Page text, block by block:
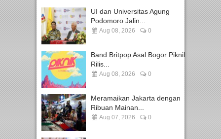
UI dan Universitas Agung
Podomoro Jalin...
Aug 08, 2026 0
Band Britpop Asal Bogor Piknik
Rilis...
Aug 08, 2026 0
Meramaikan Jakarta dengan
Ribuan Mainan...
Aug 07, 2026 0